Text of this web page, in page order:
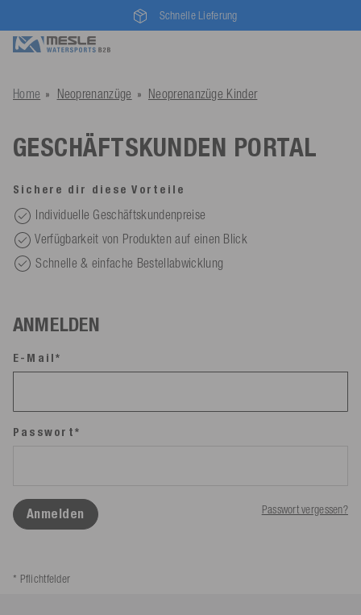
Schnelle Lieferung
Home Neoprenanzüge Neoprenanzüge Kinder
GESCHÄFTSKUNDEN PORTAL
Sichere dir diese Vorteile
Individuelle Geschäftskundenpreise
Verfügbarkeit von Produkten auf einen Blick
Schnelle & einfache Bestellabwicklung
ANMELDEN
E-Mail*
Passwort*
Anmelden Passwort vergessen?
* Pflichtfelder